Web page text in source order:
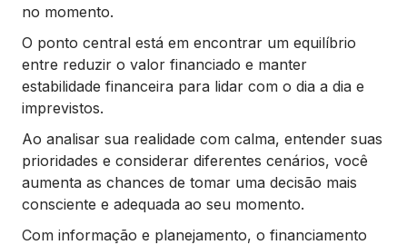
no momento.
O ponto central está em encontrar um equilíbrio
entre reduzir o valor financiado e manter
estabilidade financeira para lidar com o dia a dia e
imprevistos.
Ao analisar sua realidade com calma, entender suas
prioridades e considerar diferentes cenários, você
aumenta as chances de tomar uma decisão mais
consciente e adequada ao seu momento.
Com informação e planejamento, o financiamento